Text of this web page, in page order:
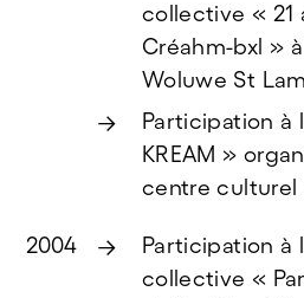
collective « 21
Créahm-bxl »
Woluwe St
Participation à
KREAM »
centre culturel
2004
Participation à
collective «